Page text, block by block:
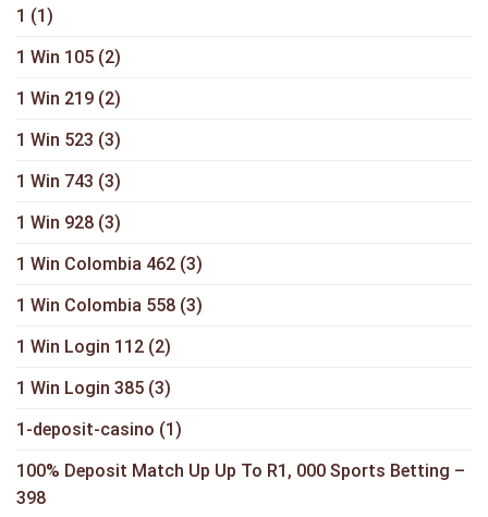
1 (1)
1 Win 105 (2)
1 Win 219 (2)
1 Win 523 (3)
1 Win 743 (3)
1 Win 928 (3)
1 Win Colombia 462 (3)
1 Win Colombia 558 (3)
1 Win Login 112 (2)
1 Win Login 385 (3)
1-deposit-casino (1)
100% Deposit Match Up Up To R1, 000 Sports Betting –
398